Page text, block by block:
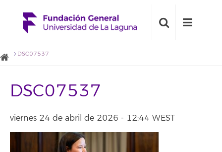
DSC07537
DSC07537
viernes 24 de abril de 2026 - 12:44 WEST